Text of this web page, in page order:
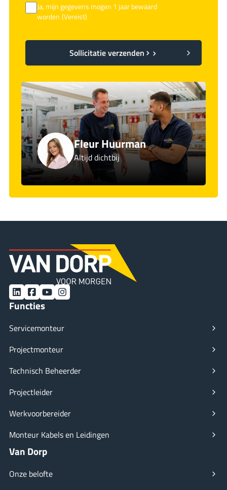
Fleur Huurman
Altijd dichtbij
Ja, mijn gegevens mogen 1 jaar bewaard
worden (Vereist)
Sollicitatie verzenden
LinkedIn Facebook YouTube Instagram
Functies
Servicemonteur
Projectmonteur
Technisch Beheerder
Projectleider
Werkvoorbereider
Monteur Kabels en Leidingen
Van Dorp
Onze belofte